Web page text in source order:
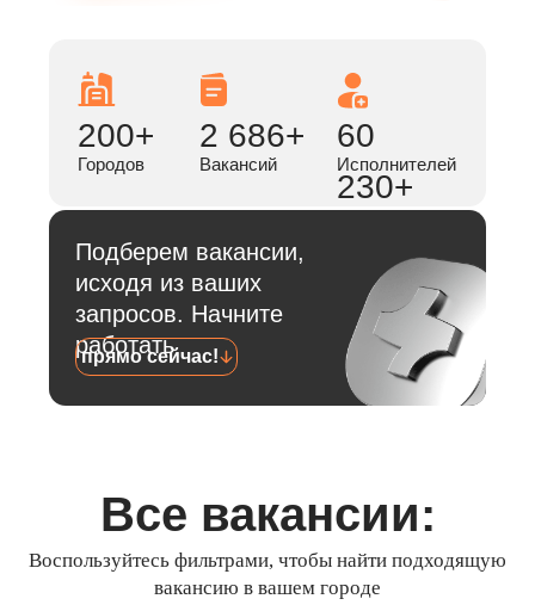
200+
Городов
2 686+
Вакансий
60
230+
Исполнителей
Подберем вакансии,
исходя из ваших
запросов. Начните
работать
прямо сейчас!
Все вакансии:
Воспользуйтесь фильтрами, чтобы найти подходящую
вакансию в вашем городе